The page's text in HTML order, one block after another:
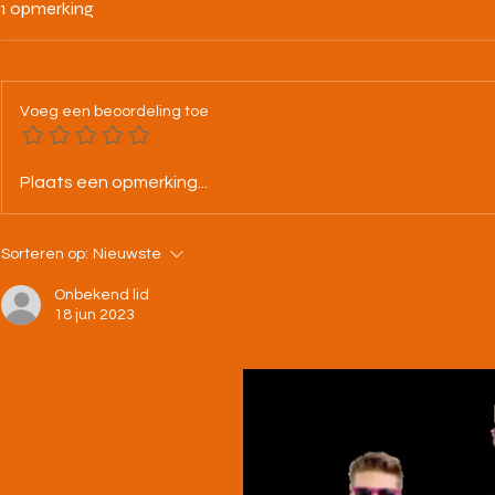
25-07-26 BK alle categorieën
1 opmerking
Voeg een beoordeling toe
Plaats een opmerking...
Sorteren op: Nieuwste
Onbekend lid
18 jun 2023